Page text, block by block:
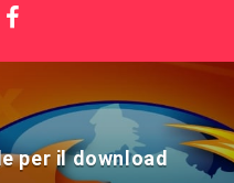
per il download